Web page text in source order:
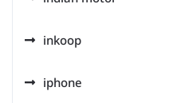
inkoop
iphone